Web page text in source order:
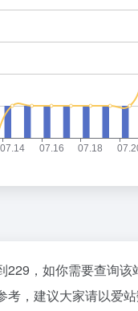
229，如你需要查询
考，建议大家请以爱